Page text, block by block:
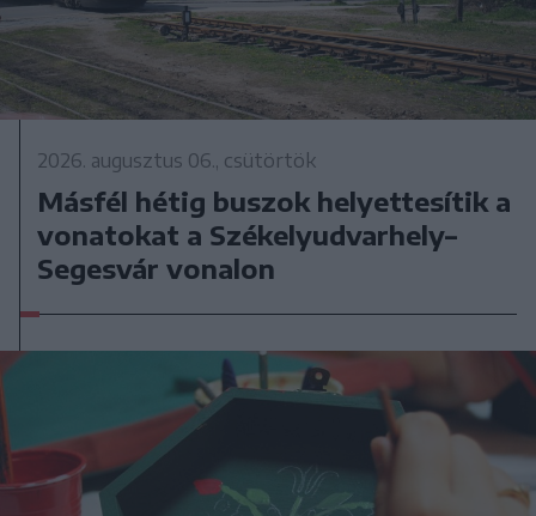
2026. augusztus 06., csütörtök
Másfél hétig buszok helyettesítik a
vonatokat a Székelyudvarhely–
Segesvár vonalon